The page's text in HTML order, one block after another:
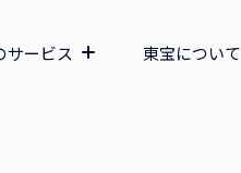
サービス 東宝について